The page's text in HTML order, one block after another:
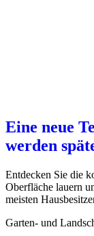
Eine neue
werden
Entdecken Sie die
Oberfläche lauern
meisten
Garten- und